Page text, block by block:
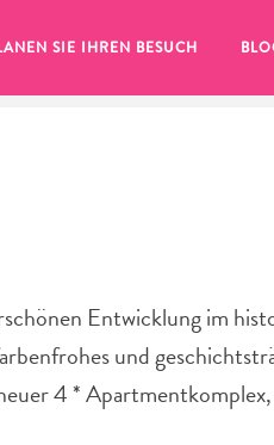
SIE IHREN BESUCH
Entwicklung im
und
4 *